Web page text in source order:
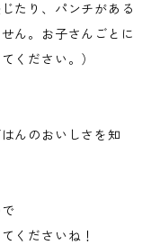
たり、パンチがある
ん。お子さんごとに
ください。）
んのおいしさを知
くださいね！